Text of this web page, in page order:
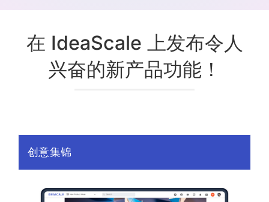
在 IdeaScale 上发布令人
兴奋的新产品功能！
创意集锦